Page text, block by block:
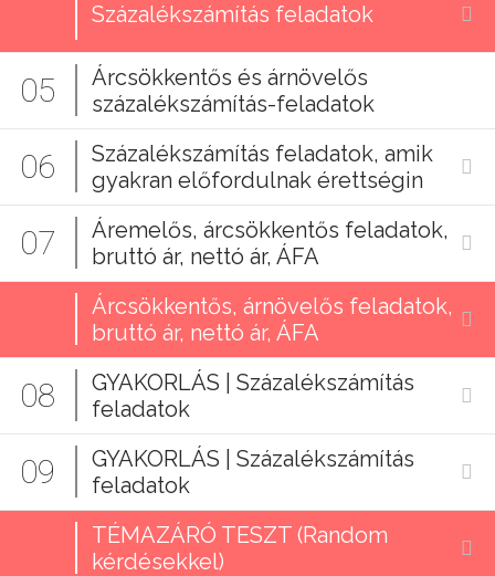
Százalékszámítás feladatok
05
Árcsökkentős és árnövelős
százalékszámítás-feladatok
06
Százalékszámítás feladatok, amik
gyakran előfordulnak érettségin
07
Áremelős, árcsökkentős feladatok,
bruttó ár, nettó ár, ÁFA
Árcsökkentős, árnövelős feladatok,
bruttó ár, nettó ár, ÁFA
08
GYAKORLÁS | Százalékszámítás
feladatok
09
GYAKORLÁS | Százalékszámítás
feladatok
TÉMAZÁRÓ TESZT (Random
kérdésekkel)